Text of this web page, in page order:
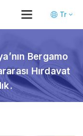
Tr
En
Bergamo
Hırdavat